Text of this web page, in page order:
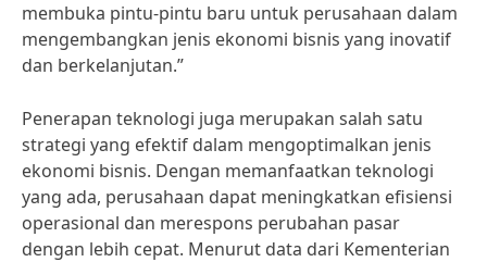
membuka pintu-pintu baru untuk perusahaan dalam
mengembangkan jenis ekonomi bisnis yang inovatif
dan berkelanjutan.”
Penerapan teknologi juga merupakan salah satu
strategi yang efektif dalam mengoptimalkan jenis
ekonomi bisnis. Dengan memanfaatkan teknologi
yang ada, perusahaan dapat meningkatkan efisiensi
operasional dan merespons perubahan pasar
dengan lebih cepat. Menurut data dari Kementerian